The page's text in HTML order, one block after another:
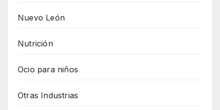
Nuevo León
Nutrición
Ocio para niños
Otras Industrias